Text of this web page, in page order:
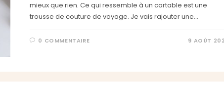
mieux que rien. Ce qui ressemble à un cartable est une
trousse de couture de voyage. Je vais rajouter une…
0 COMMENTAIRE 9 AOÛT